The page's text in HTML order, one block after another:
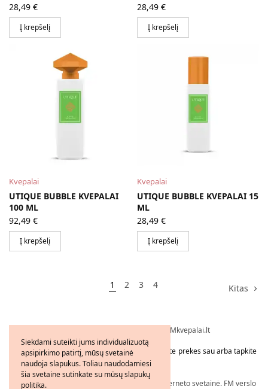
28,49 €
Į krepšelį
28,49 €
Į krepšelį
Kvepalai
UTIQUE BUBBLE KVEPALAI
100 ML
92,49 €
Į krepšelį
Kvepalai
UTIQUE BUBBLE KVEPALAI 15
ML
28,49 €
Į krepšelį
1 2 3 4 Kitas
Visos teisės saugomos © 2026 - FMkvepalai.lt
Tapkite FMWorld verslo partneriu arba užsakykite prekes sau arba tapkite
platintoju!
Nepriklausomo FM WORLD Verslo Partnerio interneto svetainė. FM verslo
Siekdami suteikti jums individualizuotą
apsipirkimo patirtį, mūsų svetainė
naudoja slapukus. Toliau naudodamiesi
šia svetaine sutinkate su mūsų slapukų
politika.